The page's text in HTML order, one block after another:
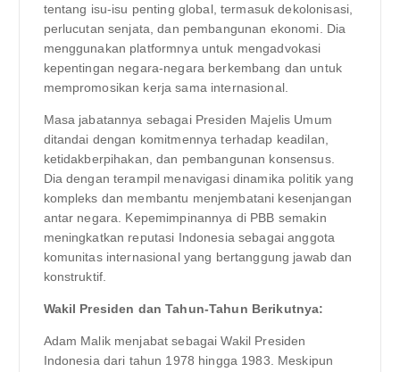
tentang isu-isu penting global, termasuk dekolonisasi,
perlucutan senjata, dan pembangunan ekonomi. Dia
menggunakan platformnya untuk mengadvokasi
kepentingan negara-negara berkembang dan untuk
mempromosikan kerja sama internasional.
Masa jabatannya sebagai Presiden Majelis Umum
ditandai dengan komitmennya terhadap keadilan,
ketidakberpihakan, dan pembangunan konsensus.
Dia dengan terampil menavigasi dinamika politik yang
kompleks dan membantu menjembatani kesenjangan
antar negara. Kepemimpinannya di PBB semakin
meningkatkan reputasi Indonesia sebagai anggota
komunitas internasional yang bertanggung jawab dan
konstruktif.
Wakil Presiden dan Tahun-Tahun Berikutnya:
Adam Malik menjabat sebagai Wakil Presiden
Indonesia dari tahun 1978 hingga 1983. Meskipun